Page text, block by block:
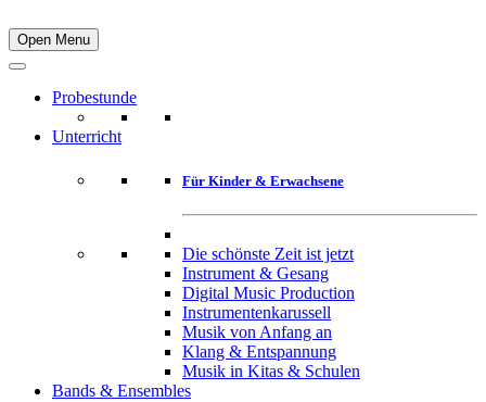
Open Menu
Probestunde
Unterricht
Für Kinder & Erwachsene
Die schönste Zeit ist jetzt
Instrument & Gesang
Digital Music Production
Instrumentenkarussell
Musik von Anfang an
Klang & Entspannung
Musik in Kitas & Schulen
Bands & Ensembles